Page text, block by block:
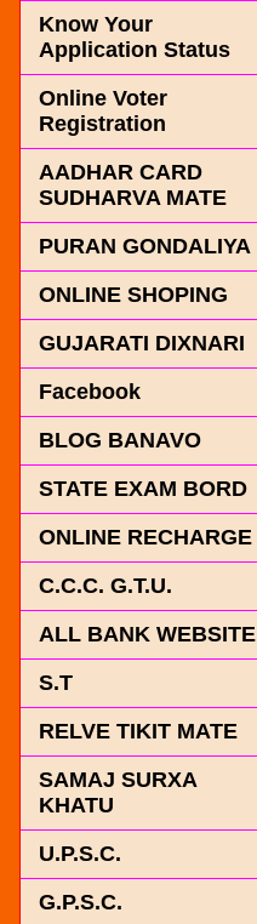
Know Your
Application Status
Online Voter
Registration
AADHAR CARD
SUDHARVA MATE
PURAN GONDALIYA
ONLINE SHOPING
GUJARATI DIXNARI
Facebook
BLOG BANAVO
STATE EXAM BORD
ONLINE RECHARGE
C.C.C. G.T.U.
ALL BANK WEBSITE
S.T
RELVE TIKIT MATE
SAMAJ SURXA
KHATU
U.P.S.C.
G.P.S.C.